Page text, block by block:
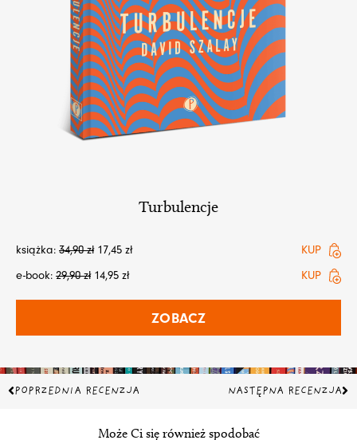
Turbulencje
książka: 34,90zł 17,45 zł
KUP
e-book: 29,90zł 14,95 zł KUP
ZOBACZ
Prev
POPRZEDNIA RECENZJA NASTĘPNA RECENZJA
Może Ci się również spodobać